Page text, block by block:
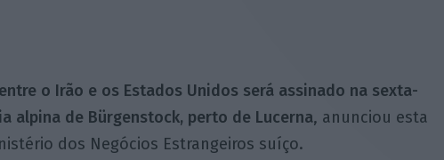
o Irão e os Estados Unidos será assinado na sexta-
alpina de Bürgenstock, perto de Lucerna, anunciou esta
dos Negócios Estrangeiros suíço.